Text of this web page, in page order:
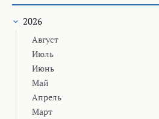
2026
Август
Июль
Июнь
Май
Апрель
Март